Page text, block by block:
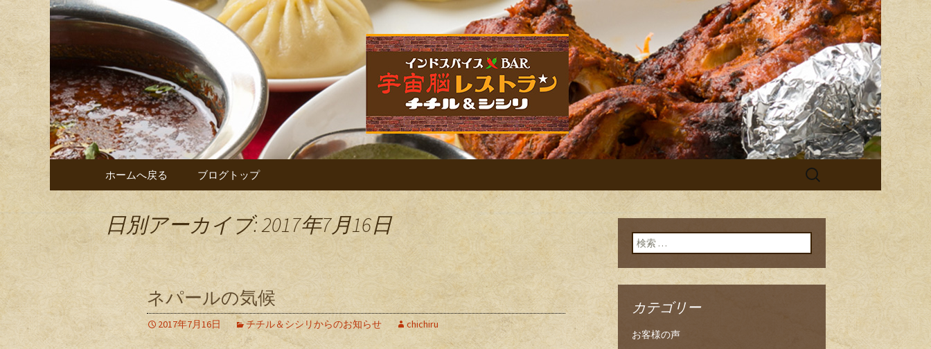
宇宙脳レストラン チチル＆シシリから
のお知らせ
福岡市中央区六本松のカレー屋・ネパールバル「宇宙脳レストラン チチル＆シシリ」。普段のお食
事、家族でのご飯、お仕事帰りの晩酌、デート、女子会など様々なシーンでご利用ください。イベン
トも多数開催しています。
コンテンツへ移動
ホームへ戻る ブログトップ
検
日別アーカイブ: 2017年7月16日
ネパールの気候
2017年7月16日 チチル＆シシリからのお知らせ chichiru
検索:
カテゴリー
お客様の声